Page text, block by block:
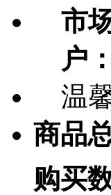
市
户：
温
商品
购买